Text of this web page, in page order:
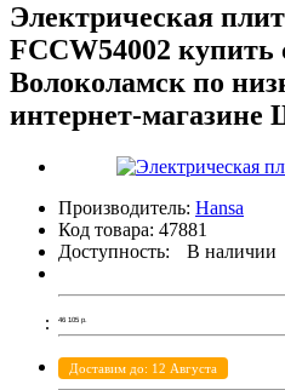
Электрическая
FCCW54002 купить
Волоколамск по
интернет-
Производитель: Hansa
Код товара: 47881
Доступность:
В наличии
46 105 р.
Доставим до: 12 Августа